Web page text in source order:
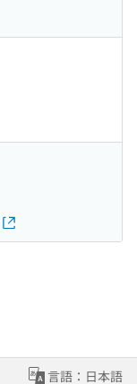
言語：日本語